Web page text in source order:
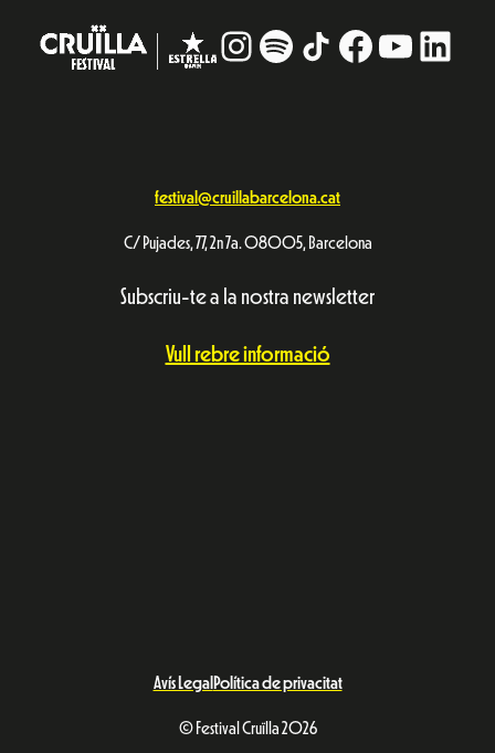
Instagram
# TikTokFacebook
festival@cruillabarcelona.cat
C/ Pujades, 77, 2n 7a. 08005, Barcelona
Subscriu-te a la nostra newsletter
Vull rebre informació
Avís Legal Política de privacitat
© Festival Cruïlla 2026